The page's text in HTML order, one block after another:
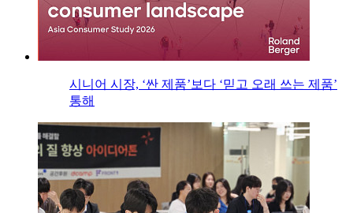
시니어 시장, ‘싼 제품’보다 ‘믿고 오래 쓰는 제품’
통해